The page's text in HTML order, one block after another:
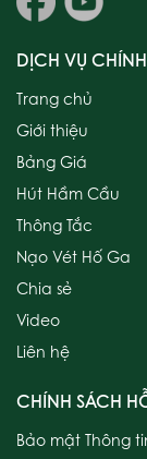
DỊCH VỤ CHÍNH
Trang chủ
Giới thiệu
Bảng Giá
Hút Hầm Cầu
Thông Tắc
Nạo Vét Hố Ga
Chia sẻ
Video
Liên hệ
CHÍNH SÁCH
Bảo mật Thông